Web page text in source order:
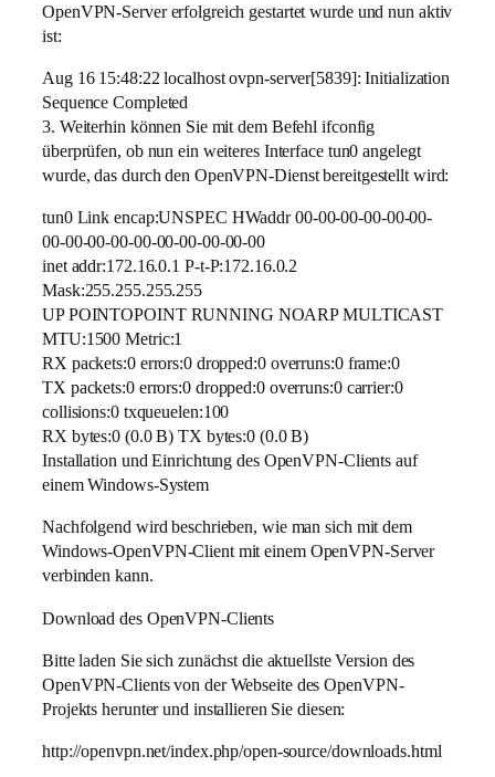
OpenVPN-Server erfolgreich gestartet wurde und nun aktiv
ist:
Aug 16 15:48:22 localhost ovpn-server[5839]: Initialization
Sequence Completed
3. Weiterhin können Sie mit dem Befehl ifconfig
überprüfen, ob nun ein weiteres Interface tun0 angelegt
wurde, das durch den OpenVPN-Dienst bereitgestellt wird:
tun0 Link encap:UNSPEC HWaddr 00-00-00-00-00-00-
00-00-00-00-00-00-00-00-00-00
inet addr:172.16.0.1 P-t-P:172.16.0.2
Mask:255.255.255.255
UP POINTOPOINT RUNNING NOARP MULTICAST
MTU:1500 Metric:1
RX packets:0 errors:0 dropped:0 overruns:0 frame:0
TX packets:0 errors:0 dropped:0 overruns:0 carrier:0
collisions:0 txqueuelen:100
RX bytes:0 (0.0 B) TX bytes:0 (0.0 B)
Installation und Einrichtung des OpenVPN-Clients auf
einem Windows-System
Nachfolgend wird beschrieben, wie man sich mit dem
Windows-OpenVPN-Client mit einem OpenVPN-Server
verbinden kann.
Download des OpenVPN-Clients
Bitte laden Sie sich zunächst die aktuellste Version des
OpenVPN-Clients von der Webseite des OpenVPN-
Projekts herunter und installieren Sie diesen:
http://openvpn.net/index.php/open-source/downloads.html